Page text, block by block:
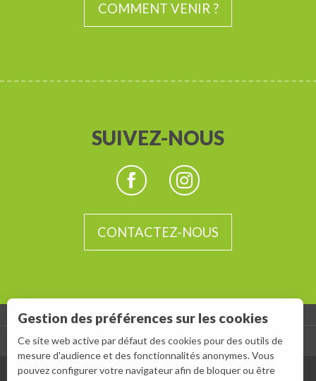
COMMENT VENIR ?
SUIVEZ-NOUS
CONTACTEZ-NOUS
ESPACE GROUPES - ESPACE PRESSE
Gestion des préférences sur les cookies
Ce site web active par défaut des cookies pour des outils de
mesure d'audience et des fonctionnalités anonymes. Vous
pouvez configurer votre navigateur afin de bloquer ou être